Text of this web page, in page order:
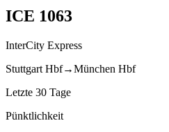
ICE 1063
InterCity Express
Stuttgart Hbf→München Hbf
Letzte 30 Tage
Pünktlichkeit